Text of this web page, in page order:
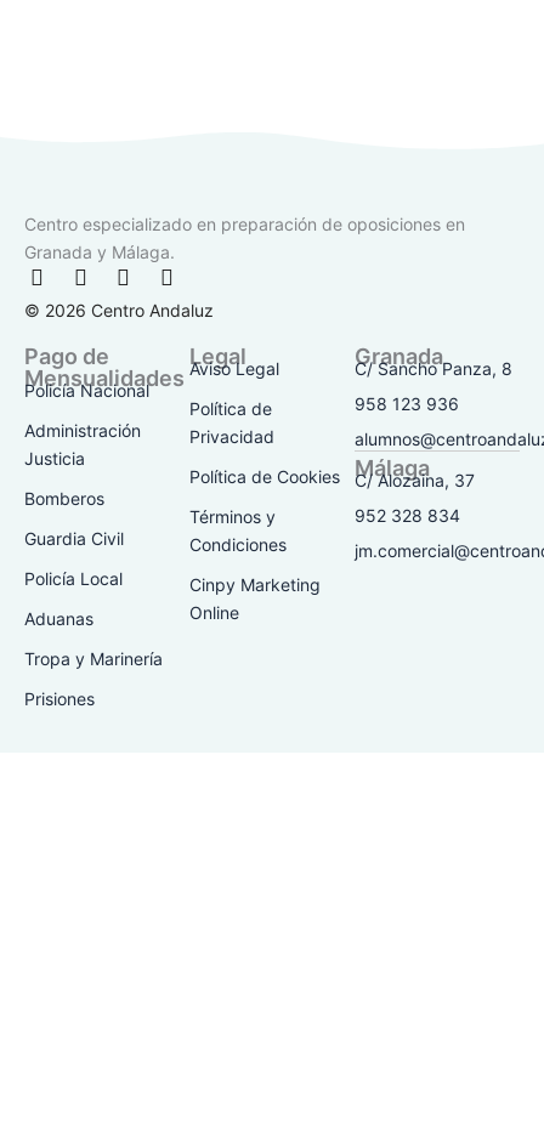
Centro especializado en preparación de oposiciones en
Granada y Málaga.
F
c
b
o
o
k
-
f
I
s
a
g
r
a
m
T
k
k
Y
u
b
© 2026 Centro Andaluz
Pago de
Mensualidades
Policía Nacional
Administración
Justicia
Bomberos
Guardia Civil
Policía Local
Aduanas
Tropa y Marinería
Prisiones
Legal
Aviso Legal
Política de
Privacidad
Política de Cookies
Términos y
Condiciones
Cinpy Marketing
Online
Granada
C/ Sancho Panza, 8
958 123 936
Málaga
C/ Alozaina, 37
952 328 834